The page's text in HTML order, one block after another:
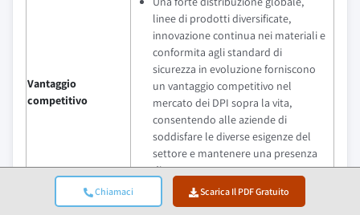
Chiamaci Scarica Il PDF Gratuito
Vantaggio
competitivo
linee di prodotti diversificate,
innovazione continua nei materiali e
conformita agli standard di
sicurezza in evoluzione forniscono
un vantaggio competitivo nel
mercato dei DPI sopra la vita,
consentendo alle aziende di
soddisfare le diverse esigenze del
settore e mantenere una presenza
di mercato costante.